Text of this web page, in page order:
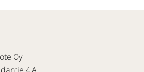
Oy
4 A